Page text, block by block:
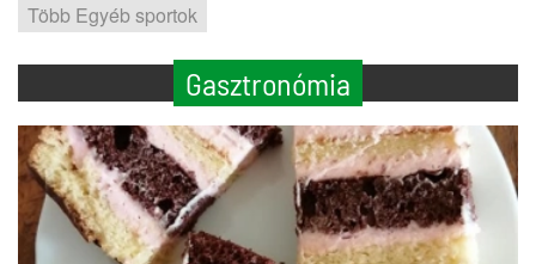
Több Egyéb sportok
Gasztronómia